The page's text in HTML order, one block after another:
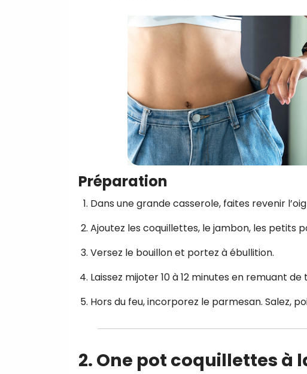
Préparation
Dans une grande casserole, faites revenir
Ajoutez les coquillettes, le jambon, les petits
Versez le bouillon et portez à ébullition.
Laissez mijoter 10 à 12 minutes en remuant
Hors du feu, incorporez le parmesan. Salez,
2. One pot coquillettes à